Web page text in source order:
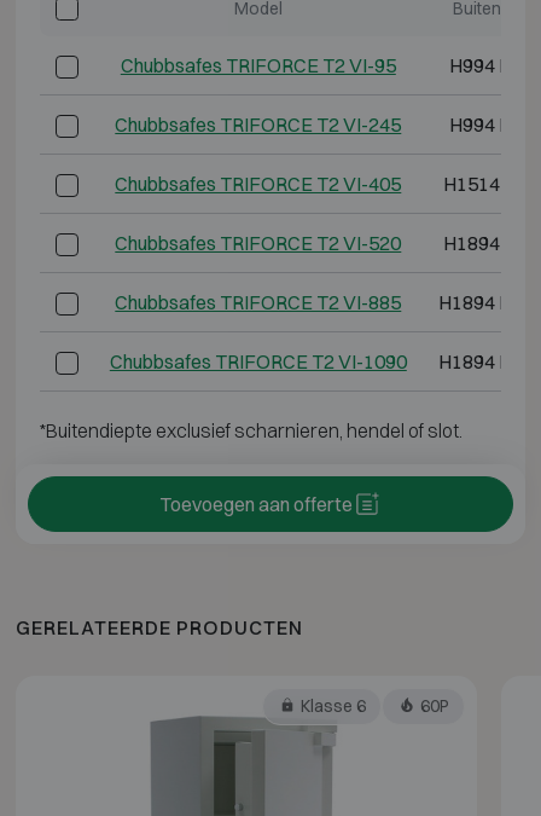
Model
Chubbsafes TRIFORCE T2 VI-95 H994
Chubbsafes TRIFORCE T2 VI-245 H994
Chubbsafes TRIFORCE T2 VI-405 H1514
Chubbsafes TRIFORCE T2 VI-520 H1894
Chubbsafes TRIFORCE T2 VI-885 H1894
Chubbsafes TRIFORCE T2 VI-1090 H1894
*Buitendiepte exclusief scharnieren, hendel of slot.
Toevoegen aan offerte
GERELATEERDE PRODUCTEN
Klasse 6 60P